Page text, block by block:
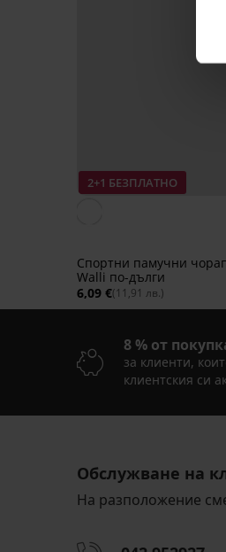
2+1 БЕЗПЛАТНО
Спортни памучни
Walli по-дълги
6,09 €(11,91 лв.)
5
8 % от
за клиенти,
клиентския си
Обслужване на
На разположение